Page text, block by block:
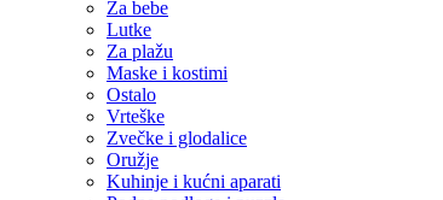
Za bebe
Lutke
Za plažu
Maske i kostimi
Ostalo
Vrteške
Zvečke i glodalice
Oružje
Kuhinje i kućni aparati